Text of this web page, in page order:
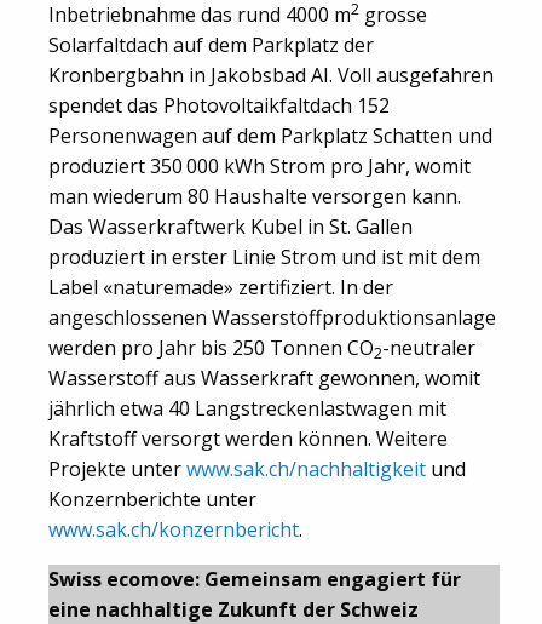
Inbetriebnahme das rund 4000 m2 grosse
Solarfaltdach auf dem Parkplatz der
Kronbergbahn in Jakobsbad AI. Voll ausgefahren
spendet das Photovoltaikfaltdach 152
Personenwagen auf dem Parkplatz Schatten und
produziert 350 000 kWh Strom pro Jahr, womit
man wiederum 80 Haushalte versorgen kann.
Das Wasserkraftwerk Kubel in St. Gallen
produziert in erster Linie Strom und ist mit dem
Label «naturemade» zertifiziert. In der
angeschlossenen Wasserstoffproduktionsanlage
werden pro Jahr bis 250 Tonnen CO2-neutraler
Wasserstoff aus Wasserkraft gewonnen, womit
jährlich etwa 40 Langstreckenlastwagen mit
Kraftstoff versorgt werden können. Weitere
Projekte unterwww.sak.ch/nachhaltigkeit und
Konzernberichte unter
www.sak.ch/konzernbericht.
Swiss ecomove: Gemeinsam engagiert für
eine nachhaltige Zukunft der Schweiz